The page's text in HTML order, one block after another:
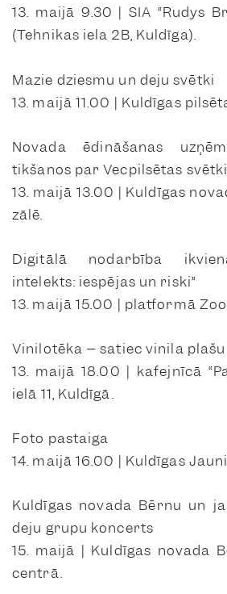
13. maijā 9.30 | SIA “Rudys
(Tehnikas iela 2B, Kuldīga).
Mazie dziesmu un deju svētki
13. maijā 11.00 | Kuldīgas
Novada ēdināšanas
tikšanos par Vecpilsētas
13. maijā 13.00 | Kuldīgas
zālē.
Digitālā nodarbība
intelekts: iespējas un riski”
13. maijā 15.00 | platformā
Vinilotēka – satiec vinila
13. maijā 18.00 | kafejnīcā
ielā 11, Kuldīgā.
Foto pastaiga
14. maijā 16.00 | Kuldīgas
Kuldīgas novada Bērnu un
deju grupu koncerts
15. maijā | Kuldīgas novada
centrā.